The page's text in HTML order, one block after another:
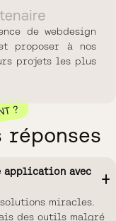
de webdesign
proposer à nos
projets les plus
?
réponses
application avec
miracles.
des outils malgré